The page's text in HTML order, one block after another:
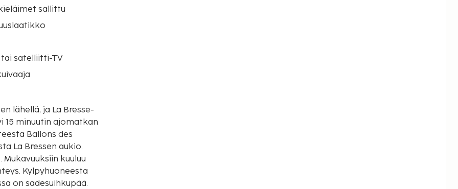
sallittu
tai satelliitti-TV
lähellä, ja La Bresse-
15 minuutin ajomatkan
La Bressen aukio.
kuuluu
Kylpyhuoneesta
on sadesuihkupää.